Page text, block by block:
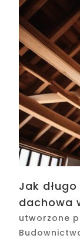
Jak
dachowa
utworzone